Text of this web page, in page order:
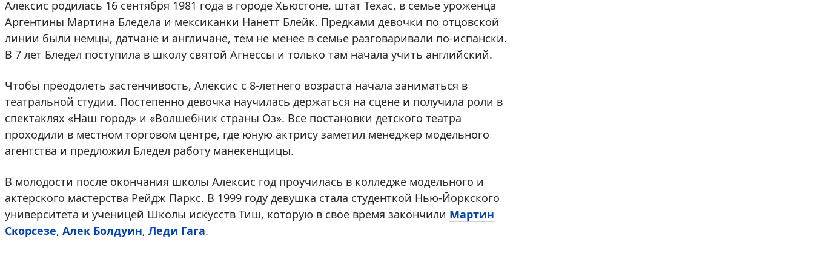
Алексис родилась 16 сентября 1981 года в городе Хьюстоне, штат Техас, в семье уроженца
Аргентины Мартина Бледела и мексиканки Нанетт Блейк. Предками девочки по отцовской
линии были немцы, датчане и англичане, тем не менее в семье разговаривали по-испански.
В 7 лет Бледел поступила в школу святой Агнессы и только там начала учить английский.
Чтобы преодолеть застенчивость, Алексис с 8-летнего возраста начала заниматься в
театральной студии. Постепенно девочка научилась держаться на сцене и получила роли в
спектаклях «Наш город» и «Волшебник страны Оз». Все постановки детского театра
проходили в местном торговом центре, где юную актрису заметил менеджер модельного
агентства и предложил Бледел работу манекенщицы.
В молодости после окончания школы Алексис год проучилась в колледже модельного и
актерского мастерства Рейдж Паркс. В 1999 году девушка стала студенткой Нью-Йоркского
университета и ученицей Школы искусств Тиш, которую в свое время закончили Мартин
Скорсезе, Алек Болдуин, Леди Гага.